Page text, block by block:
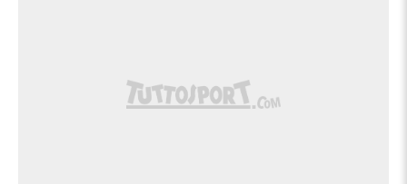
Il quarto ufficiale ha indicato 4 minuti di
recupero.